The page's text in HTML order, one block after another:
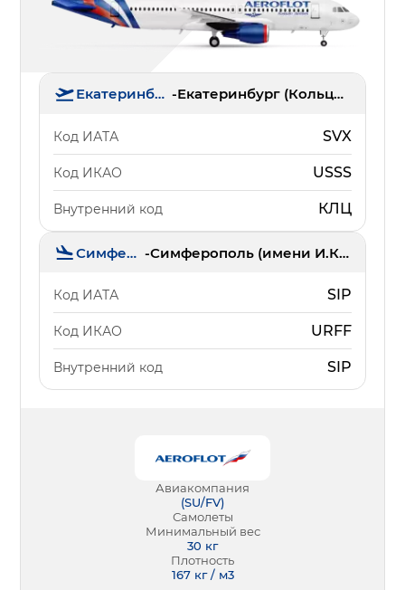
Екатеринбург - Екатеринбург (Кольцово)
Код ИАТА SVX
Код ИКАО USSS
Внутренний код КЛЦ
Симферополь - Симферополь (имени И.К. Айвазовского)
Код ИАТА SIP
Код ИКАО URFF
Внутренний код SIP
Авиакомпания
(SU/FV)
Самолеты
Минимальный вес
30 кг
Плотность
167 кг / м3